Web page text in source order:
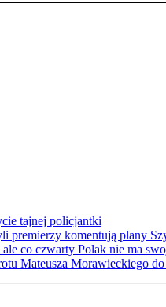
tajnej policjantki
premierzy komentują plany
co czwarty Polak nie ma
Mateusza Morawieckiego do